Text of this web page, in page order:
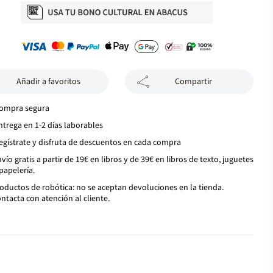
Añadir a favoritos Compartir
segura
en 1-2 días laborables
y disfruta de descuentos en cada compra
gratis a partir de 19€ en libros y de 39€ en libros de texto, juguetes
de robótica: no se aceptan devoluciones en la tienda.
con atención al cliente.